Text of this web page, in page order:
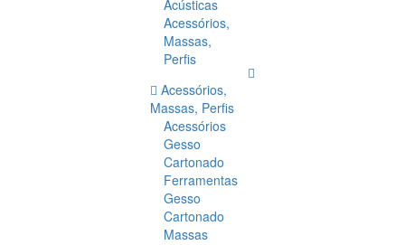
Acústicas
Acessórios,
Massas,
Perfis
Acessórios,
Massas, Perfis
Acessórios
Gesso
Cartonado
Ferramentas
Gesso
Cartonado
Massas